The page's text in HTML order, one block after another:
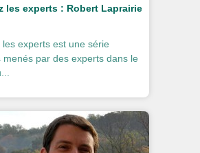
les experts : Robert Laprairie
les experts est une série
menés par des experts dans le